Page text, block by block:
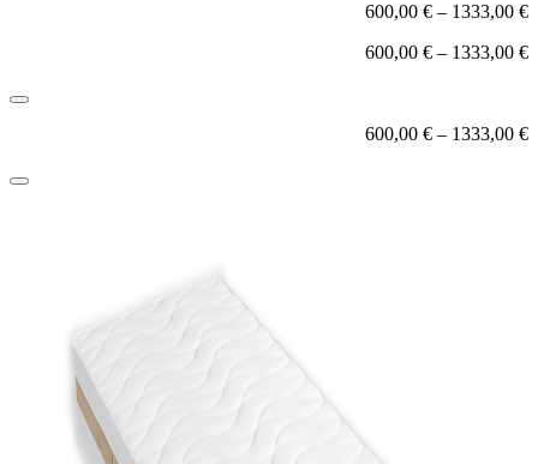
600,00 € – 1333,00 €
600,00 € – 1333,00 €
600,00 € – 1333,00 €